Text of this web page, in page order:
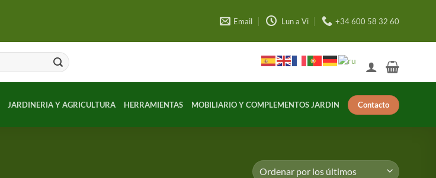
Email Lun a Vi +34 600 58 32 60
JARDINERIA Y AGRICULTURA HERRAMIENTAS MOBILIARIO Y COMPLEMENTOS JARDIN Contacto